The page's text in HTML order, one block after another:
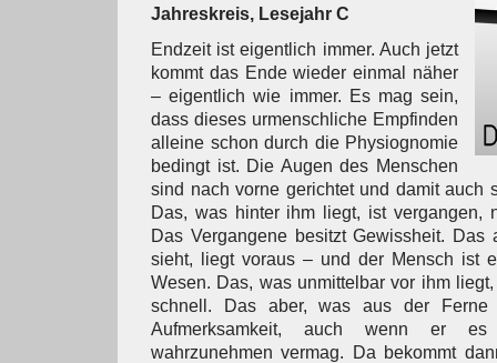
Jahreskreis, Lesejahr C
Endzeit ist eigentlich immer. Auch jetzt
kommt das Ende wieder einmal näher
– eigentlich wie immer. Es mag sein,
dass dieses urmenschliche Empfinden
alleine schon durch die Physiognomie
bedingt ist. Die Augen des Menschen
sind nach vorne gerichtet und damit auch
Das, was hinter ihm liegt, ist vergangen,
Das Vergangene besitzt Gewissheit. Das
sieht, liegt voraus – und der Mensch ist
Wesen. Das, was unmittelbar vor ihm
schnell. Das aber, was aus der Ferne
Aufmerksamkeit, auch wenn er
wahrzunehmen vermag. Da bekommt